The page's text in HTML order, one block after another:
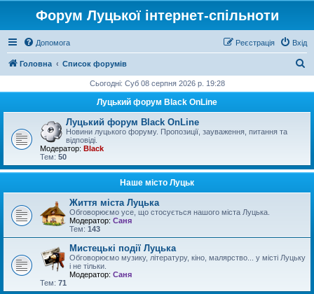
Форум Луцької інтернет-спільноти
Допомога Вхід
Реєстрація
Головна Список форумів
у
Сьогодні: Суб 08 серпня 2026 р. 19:28
Луцький форум Black OnLine
Луцький форум Black OnLine
Новини луцького форуму. Пропозиції, зауваження, питання та
відповіді.
Модератор: Black
Тем: 50
Наше місто Луцьк
Життя міста Луцька
Обговорюємо усе, що стосується нашого міста Луцька.
Модератор: Саня
Тем: 143
Мистецькі події Луцька
Обговорюємо музику, літературу, кіно, малярство... у місті Луцьку
і не тільки.
Модератор: Саня
Тем: 71